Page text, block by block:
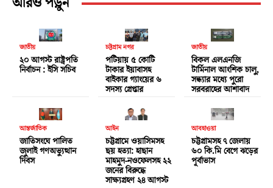
জাতীয়
২০ আগস্ট রাষ্ট্রপতি
নির্বাচন : ইসি সচিব
চট্টগ্রাম নগর
পটিয়ায় ৫ কোটি
টাকার ইয়াবাসহ
বাইকার গ্যাংয়ের ৬
সদস্য গ্রেপ্তার
জাতীয়
বিকল এলএনজি
টার্মিনাল আংশিক চালু,
সন্ধ্যার মধ্যে পুরো
সরবরাহের আশাবাদ
আন্তর্জাতিক
জাতিসংঘে পালিত
জুলাই গণঅভ্যুত্থান
দিবস
আইন
চট্টগ্রামে ওয়াসিমসহ
ছয় হত্যা: হাছান
মাহমুদ-নওফেলসহ ২২
জনের বিরুদ্ধে
সাক্ষ্যগ্রহণ ২৪ আগস্ট
আবহাওয়া
চট্টগ্রামসহ ৭ জেলায়
৬০ কি.মি বেগে ঝড়ের
পূর্বাভাস